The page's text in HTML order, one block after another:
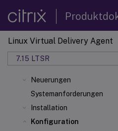
Linux Virtual Delivery Agent
7.15 LTSR
Neuerungen
Systemanforderungen
Installation
Konfiguration